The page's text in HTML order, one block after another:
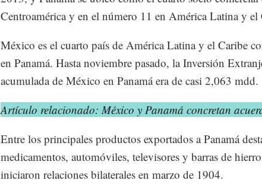
Centroamérica y en el número 11 en América Latina y el
México es el cuarto país de América Latina y el Caribe
en Panamá. Hasta noviembre pasado, la Inversión
acumulada de México en Panamá era de casi 2,063 mdd.
Artículo relacionado: México y Panamá concretan
Entre los principales productos exportados a Panamá
medicamentos, automóviles, televisores y barras de
iniciaron relaciones bilaterales en marzo de 1904.